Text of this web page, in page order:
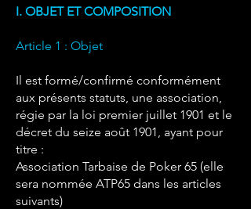
I. OBJET ET COMPOSITION
Article 1 : Objet
Il est formé/confirmé conformément
aux présents statuts, une association,
régie par la loi premier juillet 1901 et le
décret du seize août 1901, ayant pour
titre :
Association Tarbaise de Poker 65 (elle
sera nommée ATP65 dans les articles
suivants)